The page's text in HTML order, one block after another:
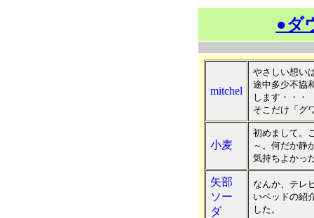
●ダ
mitchel
やさしい想い
途中多少不協
します・・・
そこだけ「グ
小麦
初めまして。
～。何だか静
気持ちよかっ
矢部
ソー
ダ
なんか、テレ
いベッドの紹
した。